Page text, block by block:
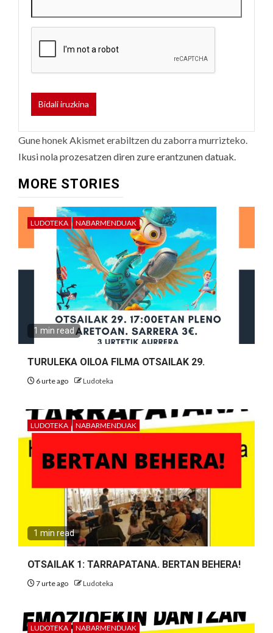
Gune honek Akismet erabiltzen du zaborra murrizteko.
Ikusi nola prozesatzen diren zure erantzunen datuak.
MORE STORIES
LUDOTEKA NABARMENDUAK
1 min read
TURULEKA OILOA FILMA OTSAILAK 29.
6 urte ago Ludoteka
LUDOTEKA NABARMENDUAK
1 min read
OTSAILAK 1: TARRAPATANA. BERTAN BEHERA!
7 urte ago Ludoteka
LUDOTEKA NABARMENDUAK